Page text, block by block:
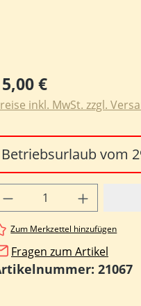
Preis:
€
inkl. MwSt. zzgl.
Betriebsurlaub vom
Anzahl:
Zum Merkzettel hinzufügen
Fragen zum Artikel
21067